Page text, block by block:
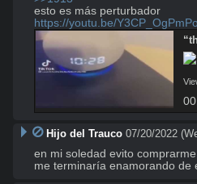
https://youtu.be/Y3CP_OgPmPo
Hijo del Trauco 07/20/2022
en mi soledad evito
me terminaría enamorando de